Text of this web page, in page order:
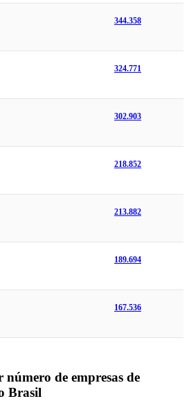
344.358
324.771
302.903
218.852
213.882
189.694
167.536
de empresas de
Brasil